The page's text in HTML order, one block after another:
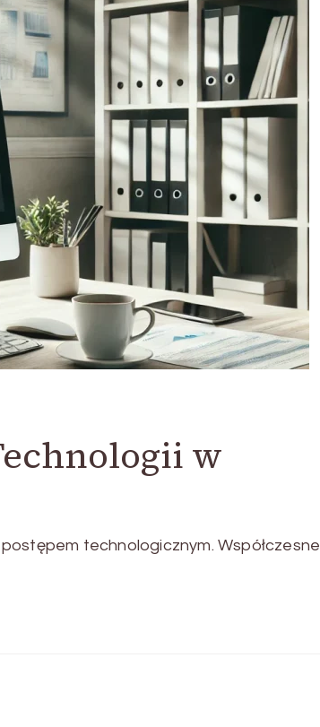
w
technologicznym. Współczesne